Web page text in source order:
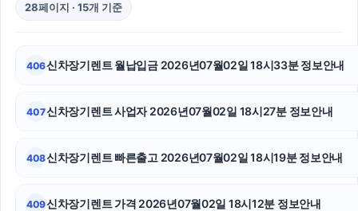
용인흥신소
서울이혼전문변호사
28페이지 · 15개 기준
406신차장기렌트 월납입금 2026년07월02일 18시33분 정보안내
407신차장기렌트 사업자 2026년07월02일 18시27분 정보안내
408신차장기렌트 빠른출고 2026년07월02일 18시19분 정보안내
409신차장기렌트 가격 2026년07월02일 18시12분 정보안내